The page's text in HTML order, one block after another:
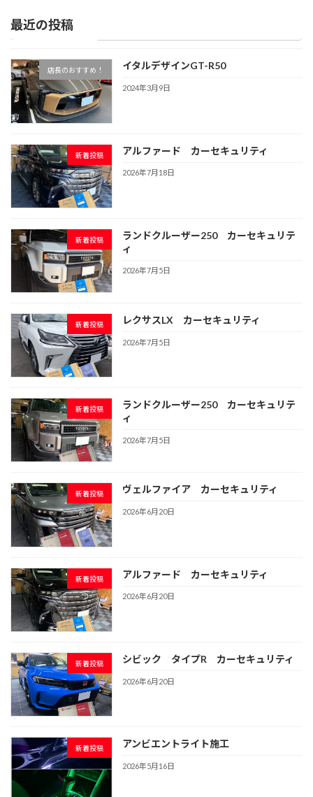
最近の投稿
店長のおすすめ！ イタルデザインGT-R50
2024年3月9日
新着投稿 アルファード カーセキュリティ
2026年7月18日
新着投稿
ランドクルーザー250 カーセキュリテ
ィ
2026年7月5日
新着投稿 レクサスLX カーセキュリティ
2026年7月5日
新着投稿
ランドクルーザー250 カーセキュリテ
ィ
2026年7月5日
新着投稿 ヴェルファイア カーセキュリティ
2026年6月20日
新着投稿 アルファード カーセキュリティ
2026年6月20日
新着投稿 シビック タイプR カーセキュリティ
2026年6月20日
新着投稿 アンビエントライト施工
2026年5月16日